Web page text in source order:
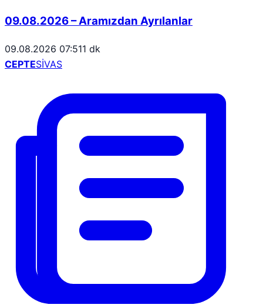
09.08.2026 – Aramızdan Ayrılanlar
09.08.2026 07:511 dk
CEPTESİVAS